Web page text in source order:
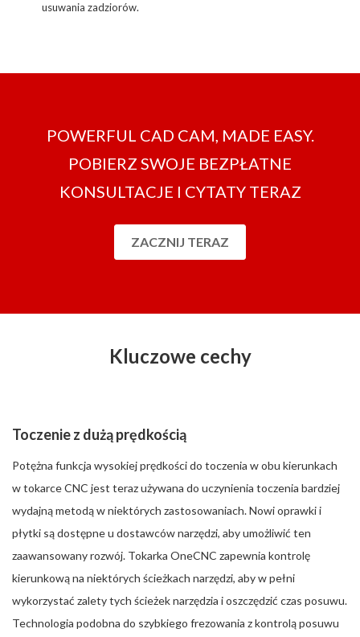
usuwania zadziorów.
POWERFUL CAD CAM, MADE EASY.
POBIERZ SWOJE BEZPŁATNE
KONSULTACJE I CYTATY TERAZ
ZACZNIJ TERAZ
Kluczowe cechy
Toczenie z dużą prędkością
Potężna funkcja wysokiej prędkości do toczenia w obu kierunkach
w tokarce CNC jest teraz używana do uczynienia toczenia bardziej
wydajną metodą w niektórych zastosowaniach. Nowi oprawki i
płytki są dostępne u dostawców narzędzi, aby umożliwić ten
zaawansowany rozwój. Tokarka OneCNC zapewnia kontrolę
kierunkową na niektórych ścieżkach narzędzi, aby w pełni
wykorzystać zalety tych ścieżek narzędzia i oszczędzić czas posuwu.
Technologia podobna do szybkiego frezowania z kontrolą posuwu